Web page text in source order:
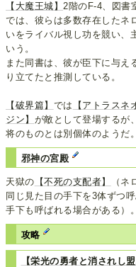
【大魔王城】2階のF-4、図書
では、彼らは多数存在したネ
いをライバル視し功を競い、
いう。
また同書は、彼が臣下に与え
り立てたと推測している。
【破界篇】 では 【アトラスネ
ジン】 が敵として登場するが
将のものとは別個体のようだ。
邪神の宮殿
天獄の 【不死の支配者】
（
同じ見た目の手下を3体ずつ
手下も呼ばれる場合がある）。
攻略
【栄光の勇者と消されし盟